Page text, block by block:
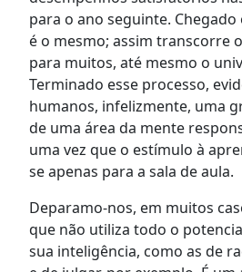
para o ano seguinte.
é o mesmo; assim transcorre
para muitos, até mesmo o
Terminado esse processo,
humanos, infelizmente, uma
de uma área da mente
uma vez que o estímulo à
se apenas para a sala de aula.
Deparamo-nos, em muitos
que não utiliza todo o
sua inteligência, como as de